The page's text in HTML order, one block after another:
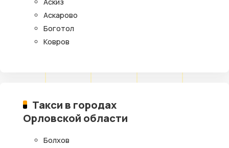
Аскиз
Аскарово
Боготол
Ковров
Такси в городах
Орловской области
Болхов